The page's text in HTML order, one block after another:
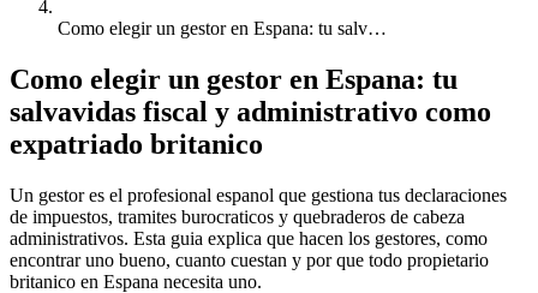
Como elegir un gestor en Espana: tu salv…
Como elegir un gestor en Espana: tu
salvavidas fiscal y administrativo como
expatriado britanico
Un gestor es el profesional espanol que gestiona tus declaraciones
de impuestos, tramites burocraticos y quebraderos de cabeza
administrativos. Esta guia explica que hacen los gestores, como
encontrar uno bueno, cuanto cuestan y por que todo propietario
britanico en Espana necesita uno.